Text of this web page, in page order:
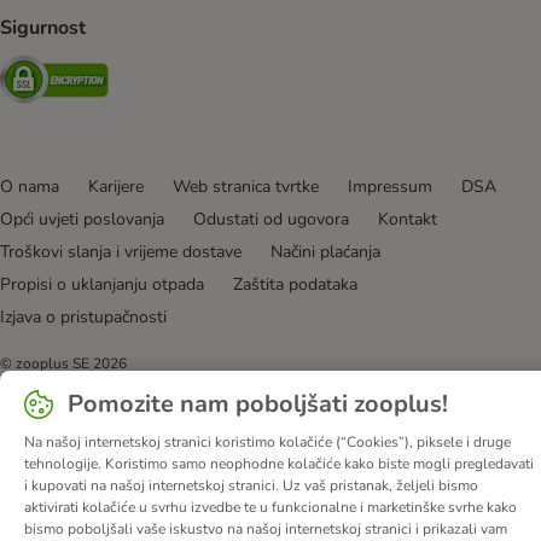
Sigurnost
Security
O nama Karijere Web stranica tvrtke Impressum
DSA
Opći uvjeti poslovanja
Odustati od ugovora
Kontakt
Troškovi slanja i vrijeme dostave
Načini plaćanja
Propisi o uklanjanju otpada
Zaštita podataka
Izjava o pristupačnosti
© zooplus SE 2026
Pomozite nam poboljšati zooplus!
Na našoj internetskoj stranici koristimo kolačiće (“Cookies”), piksele i druge
tehnologije. Koristimo samo neophodne kolačiće kako biste mogli pregledavati
i kupovati na našoj internetskoj stranici. Uz vaš pristanak, željeli bismo
aktivirati kolačiće u svrhu izvedbe te u funkcionalne i marketinške svrhe kako
bismo poboljšali vaše iskustvo na našoj internetskoj stranici i prikazali vam